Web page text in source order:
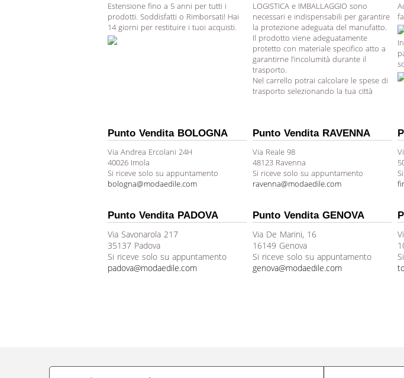
Estensione fino a 5 anni per tutti i
prodotti. Soddisfatti o Rimborsati! Hai
14 giorni per restituire i tuoi acquisti.
LOGISTICA e IMBALLAGGIO sono
necessari e indispensabili per garantire
la protezione adeguata del manufatto.
Il prodotto viene adeguatamente
protetto con materiale specifico atto a
garantirne l’incolumità durante il
trasporto.
Nel carrello potrai calcolare le spese di
trasporto selezionando la tua città
Punto Vendita BOLOGNA
Via Andrea Ercolani 24H
40026 Imola
Si riceve solo su appuntamento
bologna@modaedile.com
Punto Vendita RAVENNA
Via Reale 98
48123 Ravenna
Si riceve solo su appuntamento
ravenna@modaedile.com
Punto Vendita PADOVA
Via Savonarola 217
35137 Padova
Si riceve solo su appuntamento
padova@modaedile.com
Punto Vendita GENOVA
Via De Marini, 16
16149 Genova
Si riceve solo su appuntamento
genova@modaedile.com